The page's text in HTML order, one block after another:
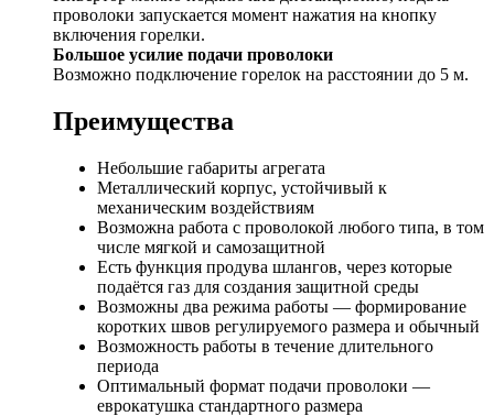
проволоки запускается момент нажатия на кнопку
включения горелки.
Большое усилие подачи проволоки
Возможно подключение горелок на расстоянии до 5 м.
Преимущества
Небольшие габариты агрегата
Металлический корпус, устойчивый к
механическим воздействиям
Возможна работа с проволокой любого типа, в том
числе мягкой и самозащитной
Есть функция продува шлангов, через которые
подаётся газ для создания защитной среды
Возможны два режима работы — формирование
коротких швов регулируемого размера и обычный
Возможность работы в течение длительного
периода
Оптимальный формат подачи проволоки —
еврокатушка стандартного размера